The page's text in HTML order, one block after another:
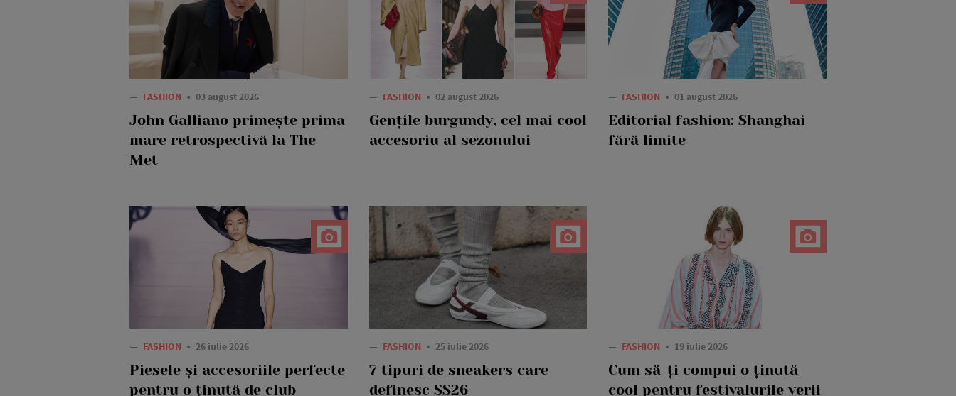
— FASHION 03 august 2026
John Galliano primește prima
mare retrospectivă la The
Met
— FASHION 02 august 2026
Gențile burgundy, cel mai cool
accesoriu al sezonului
— FASHION 01 august 2026
Editorial fashion: Shanghai
fără limite
— FASHION 26 iulie 2026
Piesele și accesoriile perfecte
pentru o ținută de club
— FASHION 25 iulie 2026
7 tipuri de sneakers care
definesc SS26
— FASHION 19 iulie 2026
Cum să-ți compui o ținută
cool pentru festivalurile verii